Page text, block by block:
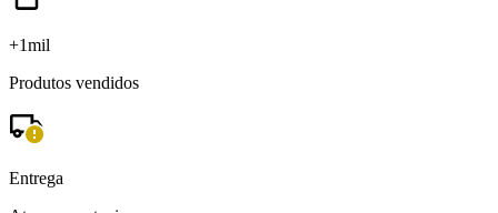
+1mil
Produtos vendidos
Entrega